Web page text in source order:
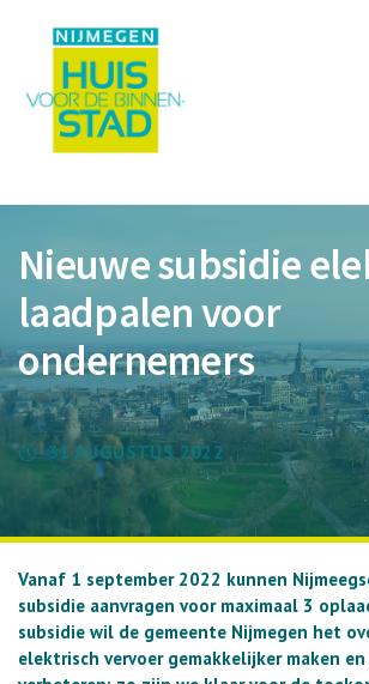
Nieuwe subsidie
laadpalen voor
ondernemers
31 AUGUSTUS 2022
Vanaf 1 september 2022 kunnen
subsidie aanvragen voor maximaal 3
subsidie wil de gemeente Nijmegen het
elektrisch vervoer gemakkelijker maken